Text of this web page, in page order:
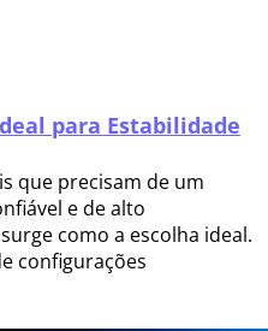
para Estabilidade
que precisam de um
e de alto
como a escolha ideal.
configurações